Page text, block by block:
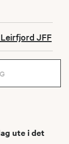
JFF
ute i det